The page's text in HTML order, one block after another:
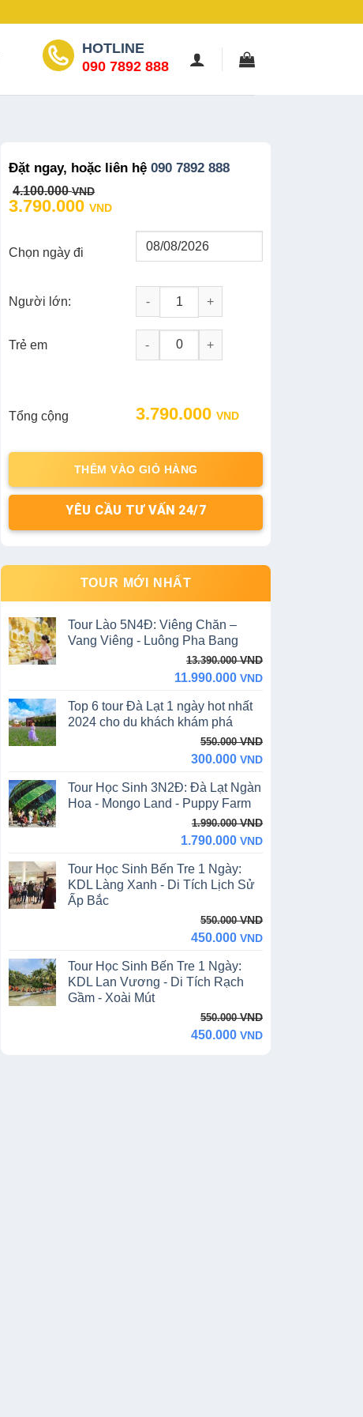
HOTLINE
090 7892 888
Đặt ngay, hoặc liên hệ090 7892 888
4.100.000VND
Original
price
was:
3.790.000VND
Current
price
is:
Chọn ngày đi
Người lớn:
Tour Miền Tây 4 ngày: Hành Trình
Trẻ em - +
Tổng cộng
Original
4.100.000 VND.
3.790.000VND
Current
3.790.000 VND.
THÊM VÀO GIỎ HÀNG
YÊU CẦU TƯ VẤN 24/7
TOUR MỚI NHẤT
Tour Lào 5N4Đ: Viêng Chăn –
Vang Viêng - Luông Pha Bang
13.390.000VND
13.390.000 VND.
11.990.000 VND
11.990.000 VND.
Top 6 tour Đà Lạt 1 ngày hot nhất
2024 cho du khách khám phá
550.000VND
550.000 VND.
300.000 VND
300.000 VND.
Tour Học Sinh 3N2Đ: Đà Lạt Ngàn
Hoa - Mongo Land - Puppy Farm
1.990.000VND
1.990.000 VND.
1.790.000 VND
1.790.000 VND.
Tour Học Sinh Bến Tre 1 Ngày:
KDL Làng Xanh - Di Tích Lịch Sử
Ấp Bắc
550.000VND
550.000 VND.
450.000 VND
450.000 VND.
Tour Học Sinh Bến Tre 1 Ngày:
KDL Lan Vương - Di Tích Rạch
Gầm - Xoài Mút
550.000VND
450.000 VND